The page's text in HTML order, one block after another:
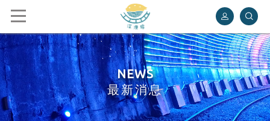
深澳鐵道自行車
NEWS
最新消息